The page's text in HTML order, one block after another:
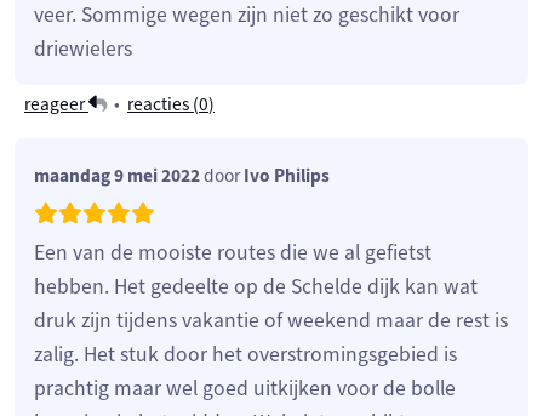
veer. Sommige wegen zijn niet zo geschikt voor
driewielers
reageer • reacties (0)
maandag 9 mei 2022doorIvo Philips
Een van de mooiste routes die we al gefietst
hebben. Het gedeelte op de Schelde dijk kan wat
druk zijn tijdens vakantie of weekend maar de rest is
zalig. Het stuk door het overstromingsgebied is
prachtig maar wel goed uitkijken voor de bolle